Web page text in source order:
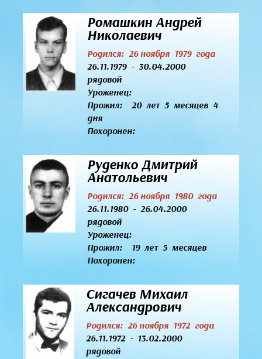
Ромашкин Андрей
Николаевич
Родился: 26 ноября 1979 года
26.11.1979 - 30.04.2000
рядовой
Уроженец:
Прожил: 20 лет 5 месяцев 4
дня
Похоронен:
Руденко Дмитрий
Анатольевич
Родился: 26 ноября 1980 года
26.11.1980 - 26.04.2000
рядовой
Уроженец:
Прожил: 19 лет 5 месяцев
Похоронен:
Сигачев Михаил
Александрович
Родился: 26 ноября 1972 года
26.11.1972 - 13.02.2000
рядовой